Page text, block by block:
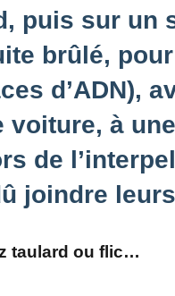
puis sur un
brûlé,
d’ADN),
à
de
joindre
taulard ou flic…